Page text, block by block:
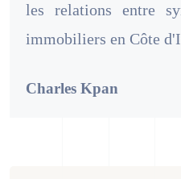
les relations entre
immobiliers en Côte
Charles Kpan